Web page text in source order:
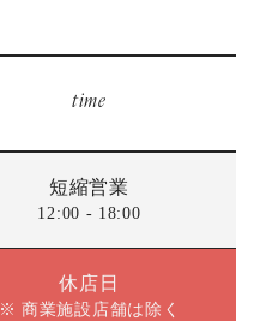
time
短縮営業
12:00 - 18:00
休店日
※ 商業施設店舗は除く